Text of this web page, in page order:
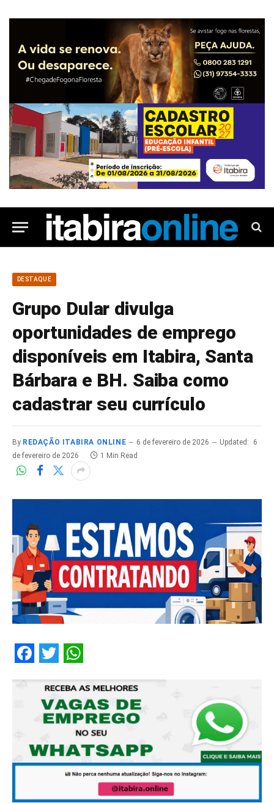
DESTAQUE
Grupo Dular divulga
oportunidades de emprego
disponíveis em Itabira, Santa
Bárbara e BH. Saiba como
cadastrar seu currículo
By REDAÇÃO ITABIRA ONLINE 6 de fevereiro de 2026 Updated:
6
de fevereiro de 2026
1 Min Read